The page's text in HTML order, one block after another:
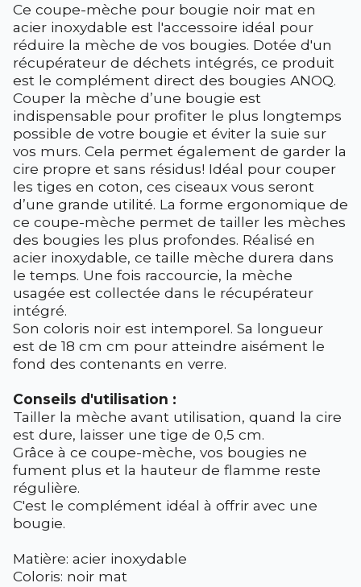
Ce coupe-mèche pour bougie noir mat en
acier inoxydable est l'accessoire idéal pour
réduire la mèche de vos bougies. Dotée d'un
récupérateur de déchets intégrés, ce produit
est le complément direct des bougies ANOQ.
Couper la mèche d’une bougie est
indispensable pour profiter le plus longtemps
possible de votre bougie et éviter la suie sur
vos murs. Cela permet également de garder la
cire propre et sans résidus! Idéal pour couper
les tiges en coton, ces ciseaux vous seront
d’une grande utilité. La forme ergonomique de
ce coupe-mèche permet de tailler les mèches
des bougies les plus profondes. Réalisé en
acier inoxydable, ce taille mèche durera dans
le temps. Une fois raccourcie, la mèche
usagée est collectée dans le récupérateur
intégré.
Son coloris noir est intemporel. Sa longueur
est de 18 cm cm pour atteindre aisément le
fond des contenants en verre.
Conseils d'utilisation :
Tailler la mèche avant utilisation, quand la cire
est dure, laisser une tige de 0,5 cm.
Grâce à ce coupe-mèche, vos bougies ne
fument plus et la hauteur de flamme reste
régulière.
C'est le complément idéal à offrir avec une
bougie.
Matière: acier inoxydable
Coloris: noir mat